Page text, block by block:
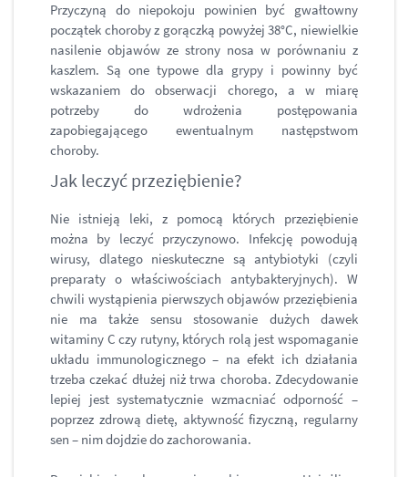
Przyczyną do niepokoju powinien być gwałtowny
początek choroby z gorączką powyżej 38°C, niewielkie
nasilenie objawów ze strony nosa w porównaniu z
kaszlem. Są one typowe dla grypy i powinny być
wskazaniem do obserwacji chorego, a w miarę
potrzeby do wdrożenia postępowania
zapobiegającego ewentualnym następstwom
choroby.
Jak leczyć przeziębienie?
Nie istnieją leki, z pomocą których przeziębienie
można by leczyć przyczynowo. Infekcję powodują
wirusy, dlatego nieskuteczne są antybiotyki (czyli
preparaty o właściwościach antybakteryjnych). W
chwili wystąpienia pierwszych objawów przeziębienia
nie ma także sensu stosowanie dużych dawek
witaminy C czy rutyny, których rolą jest wspomaganie
układu immunologicznego – na efekt ich działania
trzeba czekać dłużej niż trwa choroba. Zdecydowanie
lepiej jest systematycznie wzmacniać odporność –
poprzez zdrową dietę, aktywność fizyczną, regularny
sen – nim dojdzie do zachorowania.